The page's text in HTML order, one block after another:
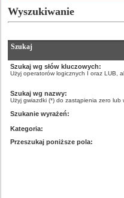
Wyszukiwanie
Szukaj
Szukaj wg słów kluczowych:
Użyj operatorów logicznych I oraz LUB,
Szukaj wg nazwy:
Użyj gwiazdki (*) do zastąpienia zero lub
Szukanie wyrażeń:
Kategoria:
Przeszukaj poniższe pola: